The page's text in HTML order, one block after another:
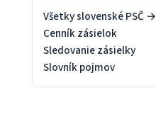
Všetky slovenské PSČ →
Cenník zásielok
Sledovanie zásielky
Slovník pojmov